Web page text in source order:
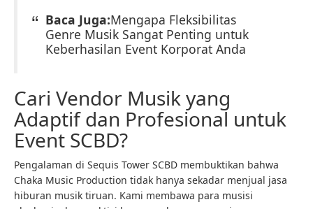
Baca Juga:Mengapa Fleksibilitas
Genre Musik Sangat Penting untuk
Keberhasilan Event Korporat Anda
Cari Vendor Musik yang
Adaptif dan Profesional untuk
Event SCBD?
Pengalaman di Sequis Tower SCBD membuktikan bahwa
Chaka Music Production tidak hanya sekadar menjual jasa
hiburan musik tiruan. Kami membawa para musisi